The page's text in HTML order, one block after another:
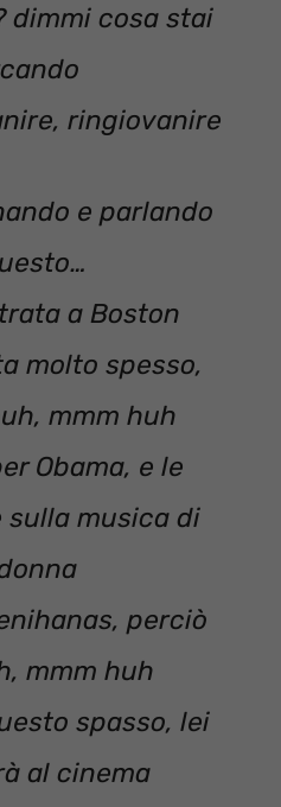
dimmi cosa stai
ringiovanire
e parlando
a Boston
molto spesso,
mmm huh
Obama, e le
sulla musica di
perciò
mmm huh
spasso, lei
al cinema